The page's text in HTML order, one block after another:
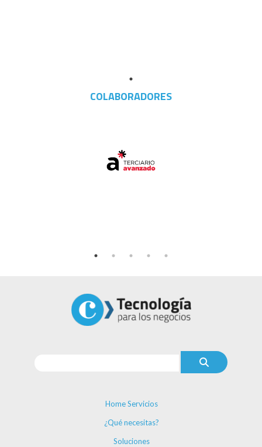
COLABORADORES
Home Servicios
¿Qué necesitas?
Soluciones